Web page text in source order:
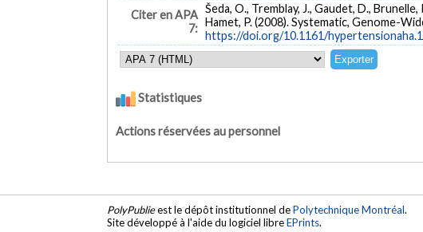
Citer en APA
7:
Šeda, O., Tremblay, J., Gaudet, D.,
Hamet, P. (2008). Systematic, Genome-
https://doi.org/10.1161/
Statistiques
Actions réservées au personnel
PolyPublieest le dépôt institutionnel dePolytechnique Montréal.
Site développé à l'aide du logiciel libreEPrints.